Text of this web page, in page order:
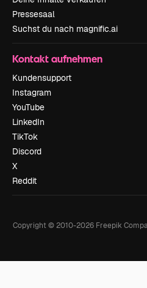
Pressesaal
Suchst du nach magnific.ai
Kontakt aufnehmen
Kundensupport
Instagram
YouTube
LinkedIn
TikTok
Discord
X
Reddit
Copyright © 2010-2026Freepik